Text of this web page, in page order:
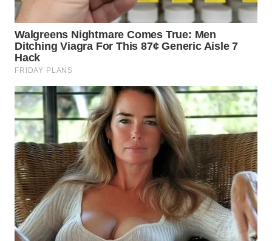
WN
MALUT
WN
DAIRI
WN
DANAU
TOBA
WN
NIAS
WN